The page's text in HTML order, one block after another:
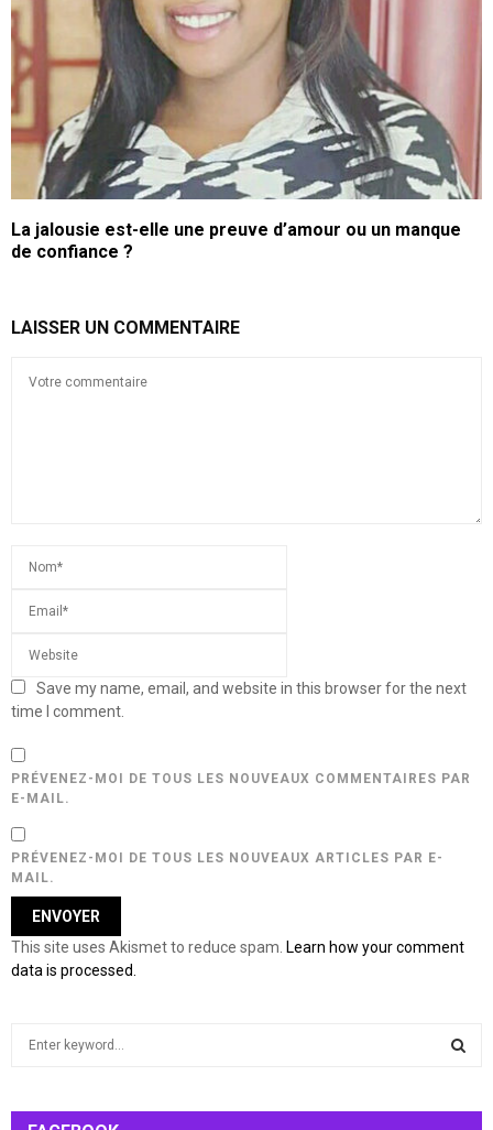
La jalousie est-elle une preuve d’amour ou un manque
de confiance ?
LAISSER UN COMMENTAIRE
Save my name, email, and website in this browser for the next
time I comment.
PRÉVENEZ-MOI DE TOUS LES NOUVEAUX COMMENTAIRES PAR
E-MAIL.
PRÉVENEZ-MOI DE TOUS LES NOUVEAUX ARTICLES PAR E-
MAIL.
This site uses Akismet to reduce spam. Learn how your comment
data is processed.